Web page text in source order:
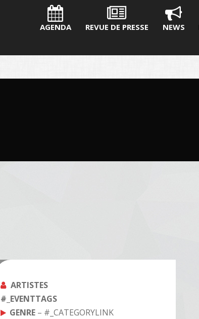
AGENDA REVUE DE PRESSE NEWS
ARTISTES
#_EVENTTAGS
GENRE – #_CATEGORYLINK